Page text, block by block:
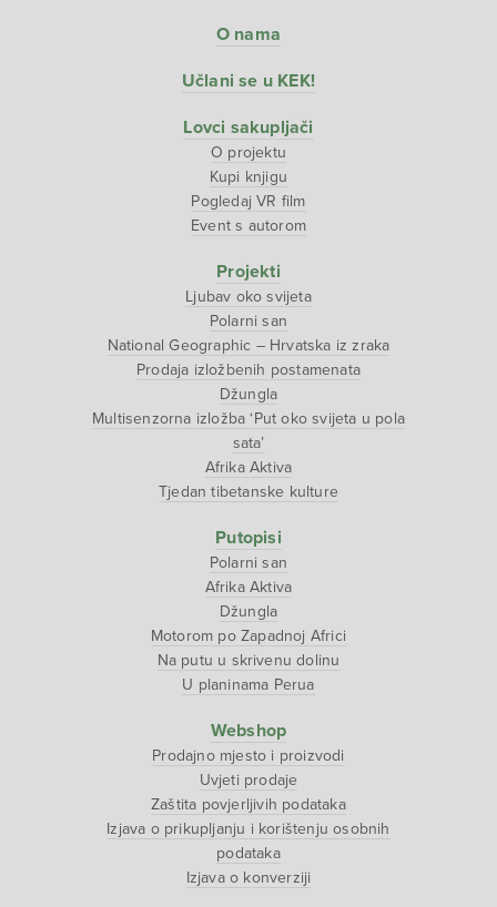
O nama
Učlani se u KEK!
Lovci sakupljači
O projektu
Kupi knjigu
Pogledaj VR film
Event s autorom
Projekti
Ljubav oko svijeta
Polarni san
National Geographic – Hrvatska iz zraka
Prodaja izložbenih postamenata
Džungla
Multisenzorna izložba ‘Put oko svijeta u pola
sata’
Afrika Aktiva
Tjedan tibetanske kulture
Putopisi
Polarni san
Afrika Aktiva
Džungla
Motorom po Zapadnoj Africi
Na putu u skrivenu dolinu
U planinama Perua
Webshop
Prodajno mjesto i proizvodi
Uvjeti prodaje
Zaštita povjerljivih podataka
Izjava o prikupljanju i korištenju osobnih
podataka
Izjava o konverziji